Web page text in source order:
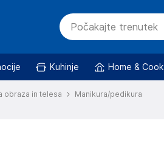
Kuhinje Home & Cook
obraza in telesa Manikura/pedikura